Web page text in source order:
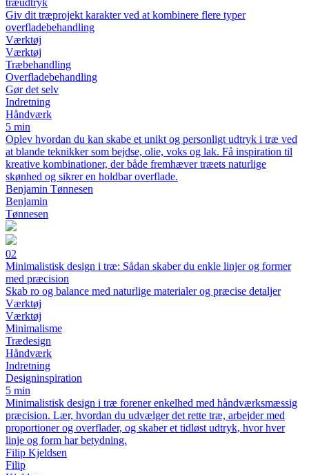
træudtryk
Giv dit træprojekt karakter ved at kombinere flere typer
overfladebehandling
Værktøj
Værktøj
Træbehandling
Overfladebehandling
Gør det selv
Indretning
Håndværk
5 min
Oplev hvordan du kan skabe et unikt og personligt udtryk i træ ved
at blande teknikker som bejdse, olie, voks og lak. Få inspiration til
kreative kombinationer, der både fremhæver træets naturlige
skønhed og sikrer en holdbar overflade.
Benjamin Tønnesen
Benjamin
Tønnesen
02
Minimalistisk design i træ: Sådan skaber du enkle linjer og former
med præcision
Skab ro og balance med naturlige materialer og præcise detaljer
Værktøj
Værktøj
Minimalisme
Trædesign
Håndværk
Indretning
Designinspiration
5 min
Minimalistisk design i træ forener enkelhed med håndværksmæssig
præcision. Lær, hvordan du udvælger det rette træ, arbejder med
proportioner og overflader, og skaber et tidløst udtryk, hvor hver
linje og form har betydning.
Filip Kjeldsen
Filip